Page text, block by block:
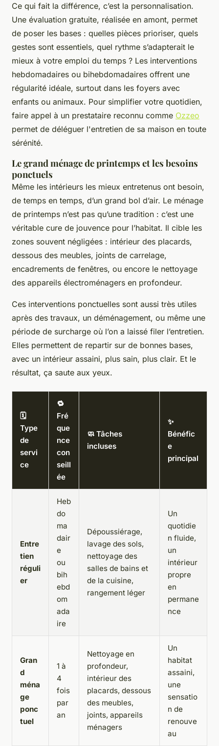
Ce qui fait la différence, c’est la personnalisation.
Une évaluation gratuite, réalisée en amont, permet
de poser les bases : quelles pièces prioriser, quels
gestes sont essentiels, quel rythme s’adapterait le
mieux à votre emploi du temps ? Les interventions
hebdomadaires ou bihebdomadaires offrent une
régularité idéale, surtout dans les foyers avec
enfants ou animaux. Pour simplifier votre quotidien,
faire appel à un prestataire reconnu comme Ozzeo
permet de déléguer l'entretien de sa maison en toute
sérénité.
Le grand ménage de printemps et les besoins
ponctuels
Même les intérieurs les mieux entretenus ont besoin,
de temps en temps, d’un grand bol d’air. Le ménage
de printemps n’est pas qu’une tradition : c’est une
véritable cure de jouvence pour l’habitat. Il cible les
zones souvent négligées : intérieur des placards,
dessous des meubles, joints de carrelage,
encadrements de fenêtres, ou encore le nettoyage
des appareils électroménagers en profondeur.
Ces interventions ponctuelles sont aussi très utiles
après des travaux, un déménagement, ou même une
période de surcharge où l’on a laissé filer l’entretien.
Elles permettent de repartir sur de bonnes bases,
avec un intérieur assaini, plus sain, plus clair. Et le
résultat, ça saute aux yeux.
🗓️
Type
de
servi
ce
🔁
Fré
que
nce
con
seill
ée
🧼 Tâches
incluses
✨
Bénéfic
e
principal
Entre
tien
réguli
er
Heb
do
ma
dair
e
ou
bih
ebd
om
ada
ire
Dépoussiérage,
lavage des sols,
nettoyage des
salles de bains et
de la cuisine,
rangement léger
Un
quotidie
n fluide,
un
intérieur
propre
en
permane
nce
Gran
d
ména
ge
ponc
tuel
1 à
4
fois
par
an
Nettoyage en
profondeur,
intérieur des
placards, dessous
des meubles,
joints, appareils
ménagers
Un
habitat
assaini,
une
sensatio
n de
renouve
au